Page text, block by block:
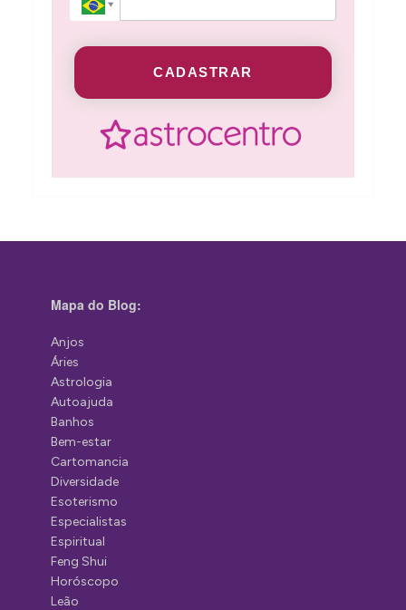
CADASTRAR
Mapa do Blog:
Anjos
Áries
Astrologia
Autoajuda
Banhos
Bem-estar
Cartomancia
Diversidade
Esoterismo
Especialistas
Espiritual
Feng Shui
Horóscopo
Leão